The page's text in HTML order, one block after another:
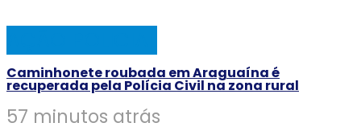
Caminhonete roubada em Araguaína é
recuperada pela Polícia Civil na zona rural
57 minutos atrás